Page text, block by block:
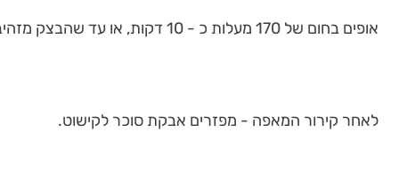
אופים בחום של 170 מעלות כ - 10 דקות, או עד שהבצק מזהיב מעט.
לאחר קירור המאפה - מפזרים אבקת סוכר לקישוט.